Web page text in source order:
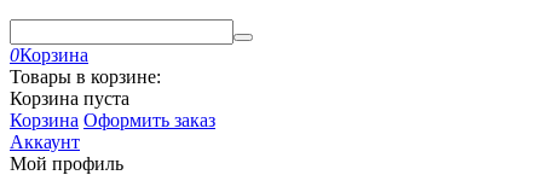
0Корзина
Товары в корзине:
Корзина пуста
Корзина Оформить заказ
Аккаунт
Мой профиль